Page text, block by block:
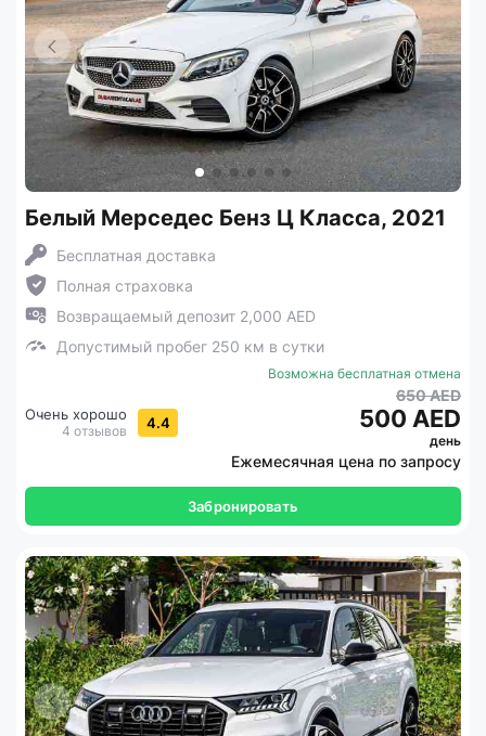
Белый Мерседес Бенз Ц Класса, 2021
Бесплатная доставка
Полная страховка
Возвращаемый депозит 2,000 AED
Допустимый пробег 250 км в сутки
Очень хорошо
4 отзывов 4.4
Возможна бесплатная отмена
650 AED
500 AED
день
Ежемесячная цена по запросу
Забронировать